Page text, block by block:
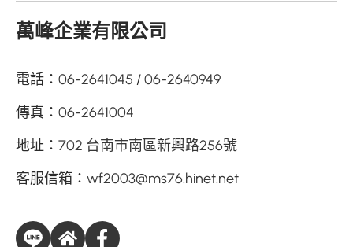
萬峰企業有限公司
電話： 06-2641045
06-2640949
傳真： 06-2641004
地址： 702 台南市南區新興路256號
客服信箱： wf2003@ms76.hinet.net